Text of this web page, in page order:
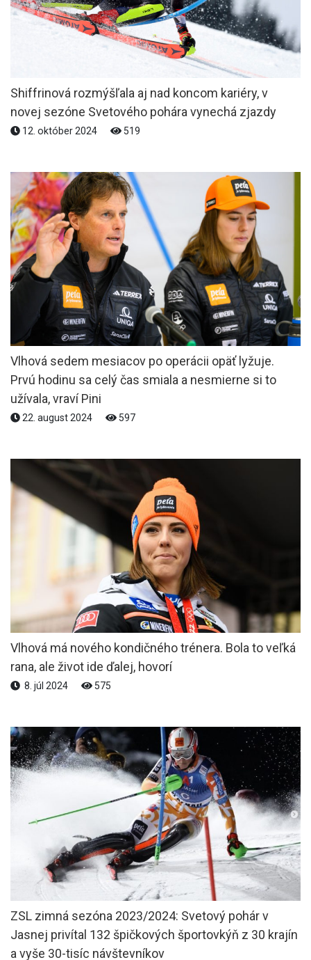
Shiffrinová rozmýšľala aj nad koncom kariéry, v
novej sezóne Svetového pohára vynechá zjazdy
12. október 2024 519
Vlhová sedem mesiacov po operácii opäť lyžuje.
Prvú hodinu sa celý čas smiala a nesmierne si to
užívala, vraví Pini
22. august 2024 597
Vlhová má nového kondičného trénera. Bola to veľká
rana, ale život ide ďalej, hovorí
8. júl 2024 575
ZSL zimná sezóna 2023/2024: Svetový pohár v
Jasnej privítal 132 špičkových športovkýň z 30 krajín
a vyše 30-tisíc návštevníkov